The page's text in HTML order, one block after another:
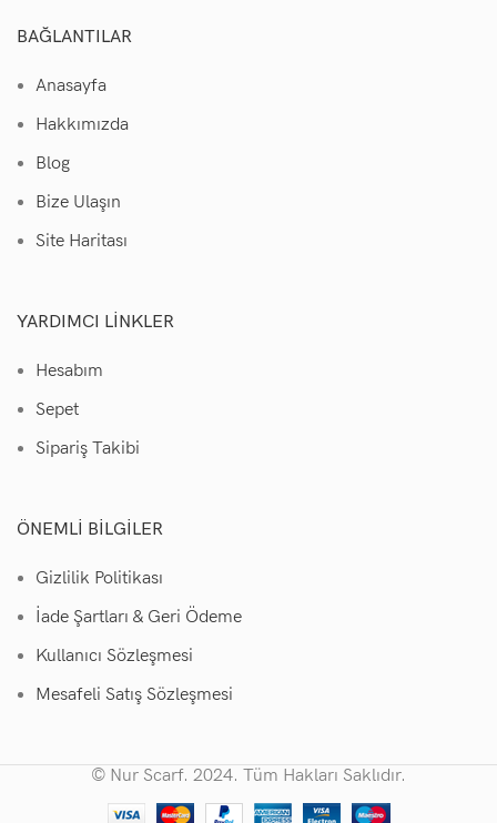
BAĞLANTILAR
Anasayfa
Hakkımızda
Blog
Bize Ulaşın
Site Haritası
YARDIMCI LINKLER
Hesabım
Sepet
Sipariş Takibi
ÖNEMLI BILGILER
Gizlilik Politikası
İade Şartları & Geri Ödeme
Kullanıcı Sözleşmesi
Mesafeli Satış Sözleşmesi
© Nur Scarf. 2024. Tüm Hakları Saklıdır.